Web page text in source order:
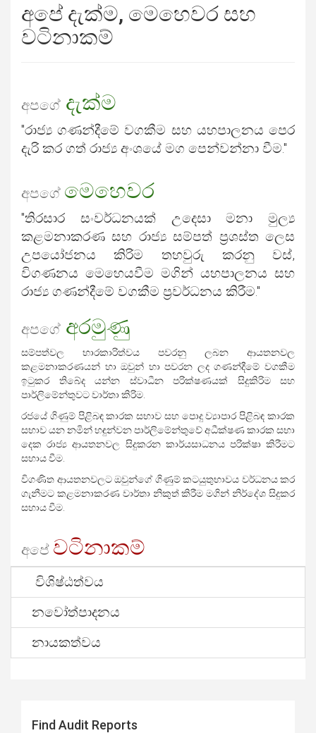
අපේ දැක්ම, මෙහෙවර සහ
වටිනාකම්
අපගේ දැක්ම
"රාජ්‍ය ගණන්දීමේ වගකීම සහ යහපාලනය පෙර
දැරි කර ගත් රාජ්‍ය අංශයේ මග පෙන්වන්නා වීම."
අපගේ මෙහෙවර
"තිරසාර සංවර්ධනයක් උදෙසා මනා මුල්‍ය
කළමනාකරණ සහ රාජ්‍ය සම්පත් ප්‍රශස්ත ලෙස
උපයෝජනය කිරිම තහවුරු කරනු වස්,
විගණනය මෙහෙයවීම මගින් යහපාලනය සහ
රාජ්‍ය ගණන්දීමේ වගකීම ප්‍රවර්ධනය කිරීම."
අපගේ අරමුණු
සම්පත්වල භාරකාරිත්වය පවරනු ලබන ආයතනවල
කළමනාකරණයන් හා ඔවුන් හා පවරන ලද ගණන්දීමේ වගකීම
ඉටුකර තිබේද යන්න ස්වාධීන පරික්ෂණයක් සිදුකිරිම සහ
පාර්ලිමේන්තුවට වාර්තා කිරිම.
රජයේ ගිණුම් පිළිබඳ කාරක සභාව සහ පොදු ව්‍යාපාර පිළිබඳ කාරක
සභාව යන නමින් හඳුන්වන පාර්ලිමේන්තුවේ අධීක්ෂණ කාරක සභා
දෙක රාජ්‍ය ආයතනවල සිදුකරන කාර්යසාධනය පරික්ෂා කිරීමට
සහාය වීම.
විගණිත ආයතනවලට ඔවුන්ගේ ගිණුම් කටයුතුභාවය වර්ධනය කර
ගැනීමට කළමනාකරණ වාර්තා නිකුත් කිරීම මගින් නිර්දේශ සිදුකර
සහාය වීම.
අපේ වටිනාකම්
විශිෂ්ඨත්වය
නවෝත්පාදනය
නායකත්වය
Find Audit Reports